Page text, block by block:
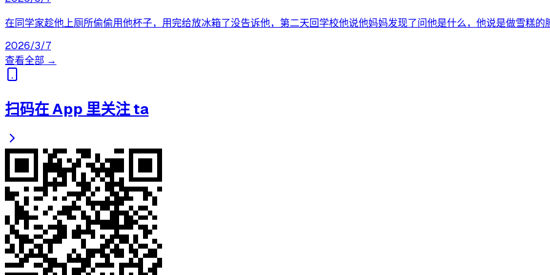
在同学家趁他上厕所偷偷用他杯子，用完给放冰箱了没告诉他，第二天回学校他说他妈妈发现了问他是什么，他说是做雪糕的
2026/3/7
查看全部 →
扫码在 App 里关注 ta